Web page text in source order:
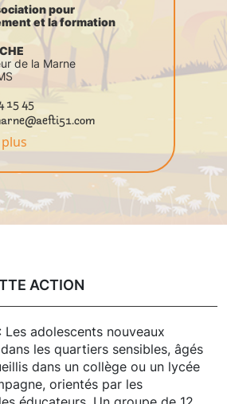
pour
et la formation
de la Marne
15 45
ACTION
adolescents nouveaux
les quartiers sensibles, âgés
dans un collège ou un lycée
orientés par les